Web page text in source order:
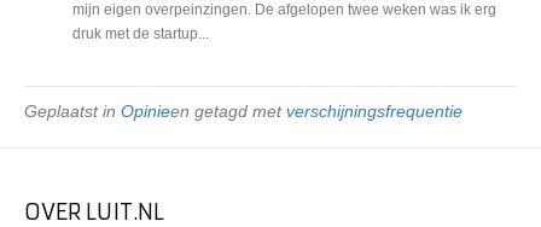
mijn eigen overpeinzingen. De afgelopen twee weken was ik erg
druk met de startup...
Geplaatst in Opinieen getagd metverschijningsfrequentie
OVER LUIT.NL